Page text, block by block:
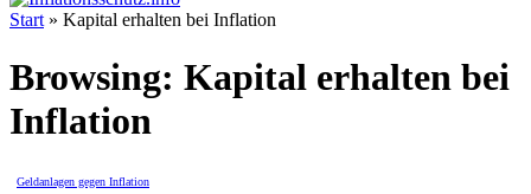
Start » Kapital erhalten bei Inflation
Browsing: Kapital erhalten bei
Inflation
Geldanlagen gegen Inflation